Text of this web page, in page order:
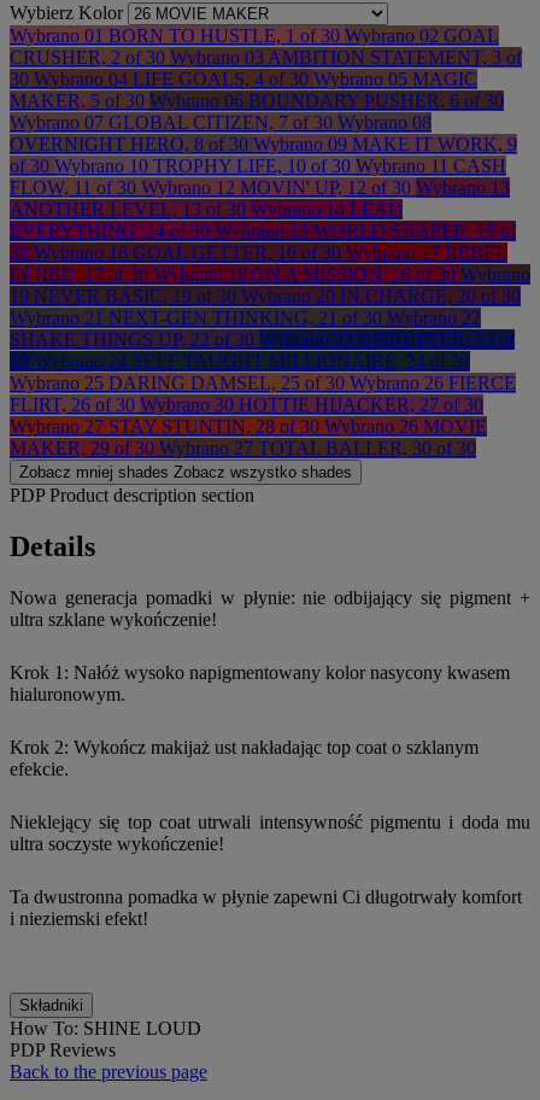
Wybierz Kolor
Wybrano 01 BORN TO HUSTLE, 1 of 30 Wybrano 02 GOAL
CRUSHER, 2 of 30 Wybrano 03 AMBITION STATEMENT, 3 of
30 Wybrano 04 LIFE GOALS, 4 of 30 Wybrano 05 MAGIC
MAKER, 5 of 30 Wybrano 06 BOUNDARY PUSHER, 6 of 30
Wybrano 07 GLOBAL CITIZEN, 7 of 30 Wybrano 08
OVERNIGHT HERO, 8 of 30 Wybrano 09 MAKE IT WORK, 9
of 30 Wybrano 10 TROPHY LIFE, 10 of 30 Wybrano 11 CASH
FLOW, 11 of 30 Wybrano 12 MOVIN' UP, 12 of 30 Wybrano 13
ANOTHER LEVEL, 13 of 30 Wybrano 14 LEAD
EVERYTHING, 14 of 30 Wybrano 15 WORLD SHAPER, 15 of
30 Wybrano 16 GOAL GETTER, 16 of 30 Wybrano 17 REBEL
IN RED, 17 of 30 Wybrano 18 ON A MISSION, 18 of 30 Wybrano
19 NEVER BASIC, 19 of 30 Wybrano 20 IN CHARGE, 20 of 30
Wybrano 21 NEXT-GEN THINKING, 21 of 30 Wybrano 22
SHAKE THINGS UP, 22 of 30 Wybrano 23 DISRUPTER, 23 of
30 Wybrano 24 SELF TAUGHT MILLIONAIRE, 24 of 30
Wybrano 25 DARING DAMSEL, 25 of 30 Wybrano 26 FIERCE
FLIRT, 26 of 30 Wybrano 30 HOTTIE HIJACKER, 27 of 30
Wybrano 27 STAY STUNTIN, 28 of 30 Wybrano 26 MOVIE
MAKER, 29 of 30 Wybrano 27 TOTAL BALLER, 30 of 30
Zobacz mniej shades Zobacz wszystko shades
PDP Product description section
Details
Nowa generacja pomadki w płynie: nie odbijający się pigment +
ultra szklane wykończenie!
Krok 1: Nałóż wysoko napigmentowany kolor nasycony kwasem
hialuronowym.
Krok 2: Wykończ makijaż ust nakładając top coat o szklanym
efekcie.
Nieklejący się top coat utrwali intensywność pigmentu i doda mu
ultra soczyste wykończenie!
Ta dwustronna pomadka w płynie zapewni Ci długotrwały komfort
i nieziemski efekt!
Składniki
How To: SHINE LOUD
PDP Reviews
Back to the previous page